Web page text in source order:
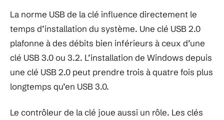
La norme USB de la clé influence directement le
temps d’installation du système. Une clé USB 2.0
plafonne à des débits bien inférieurs à ceux d’une
clé USB 3.0 ou 3.2. L’installation de Windows depuis
une clé USB 2.0 peut prendre trois à quatre fois plus
longtemps qu’en USB 3.0.
Le contrôleur de la clé joue aussi un rôle. Les clés